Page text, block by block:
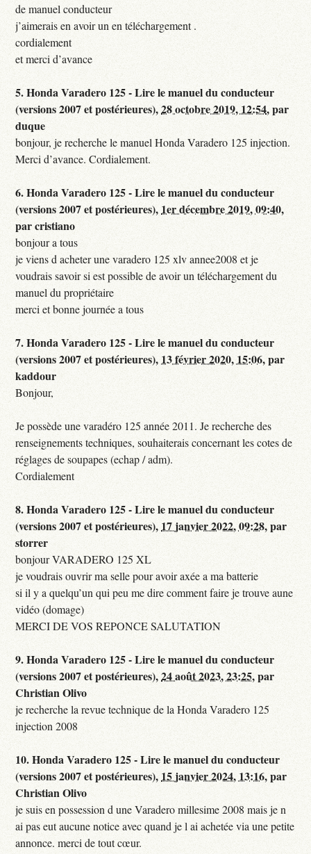
de manuel conducteur
j’aimerais en avoir un en téléchargement .
cordialement
et merci d’avance
5.Honda Varadero 125 - Lire le manuel du conducteur
(versions 2007 et postérieures),28 octobre 2019, 12:54,par
duque
bonjour, je recherche le manuel Honda Varadero 125 injection.
Merci d’avance. Cordialement.
6.Honda Varadero 125 - Lire le manuel du conducteur
(versions 2007 et postérieures), 1er décembre 2019, 09:40,
parcristiano
bonjour a tous
je viens d acheter une varadero 125 xlv annee2008 et je
voudrais savoir si est possible de avoir un téléchargement du
manuel du propriétaire
merci et bonne journée a tous
7.Honda Varadero 125 - Lire le manuel du conducteur
(versions 2007 et postérieures), 13 février 2020, 15:06,par
kaddour
Bonjour,
Je possède une varadéro 125 année 2011. Je recherche des
renseignements techniques, souhaiterais concernant les cotes de
réglages de soupapes (echap / adm).
Cordialement
8.Honda Varadero 125 - Lire le manuel du conducteur
(versions 2007 et postérieures), 17 janvier 2022, 09:28,par
storrer
bonjour VARADERO 125 XL
je voudrais ouvrir ma selle pour avoir axée a ma batterie
si il y a quelqu’un qui peu me dire comment faire je trouve aune
vidéo (domage)
MERCI DE VOS REPONCE SALUTATION
9.Honda Varadero 125 - Lire le manuel du conducteur
(versions 2007 et postérieures),24 août 2023, 23:25,par
Christian Olivo
je recherche la revue technique de la Honda Varadero 125
injection 2008
10.Honda Varadero 125 - Lire le manuel du conducteur
(versions 2007 et postérieures), 15 janvier 2024, 13:16,par
Christian Olivo
je suis en possession d une Varadero millesime 2008 mais je n
ai pas eut aucune notice avec quand je l ai achetée via une petite
annonce. merci de tout cœur.